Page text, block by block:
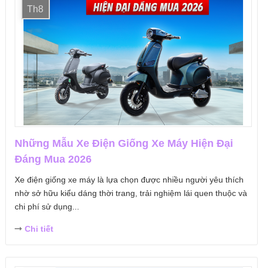
Th8
Những Mẫu Xe Điện Giống Xe Máy Hiện Đại
Đáng Mua 2026
Xe điện giống xe máy là lựa chọn được nhiều người yêu thích
nhờ sở hữu kiểu dáng thời trang, trải nghiệm lái quen thuộc và
chi phí sử dụng...
Chi tiết